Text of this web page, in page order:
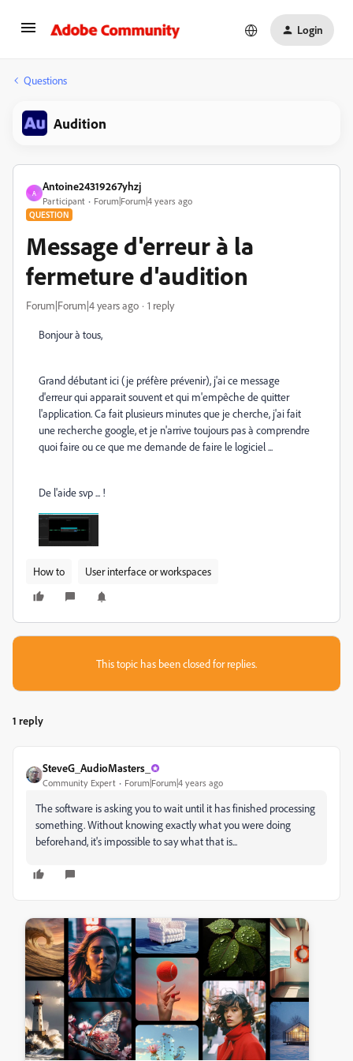
Login
Questions
Audition
A
Antoine24319267yhzj
Participant Forum|Forum|4 years ago
QUESTION
Message d'erreur à la
fermeture d'audition
Forum|Forum|4 years ago 1 reply
Bonjour à tous,
Grand débutant ici (je préfère prévenir), j'ai ce message
d'erreur qui apparait souvent et qui m'empêche de quitter
l'application. Ca fait plusieurs minutes que je cherche, j'ai fait
une recherche google, et je n'arrive toujours pas à comprendre
quoi faire ou ce que me demande de faire le logiciel ...
De l'aide svp ... !
How to User interface or workspaces
This topic has been closed for replies.
1 reply
SteveG_AudioMasters_
Community Expert Forum|Forum|4 years ago
The software is asking you to wait until it has finished processing
something. Without knowing exactly what you were doing
beforehand, it's impossible to say what that is...